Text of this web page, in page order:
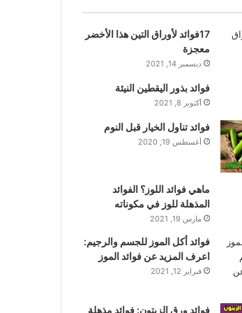
17فوائد لأوراق التين هذا الأخضر
معجزة
ديسمبر 14, 2021
فوائد بذور اليقطين النيئة
أكتوبر 8, 2021
فوائد تناول الخيار قبل النوم
أغسطس 19, 2020
ماهي فوائد اللوز؟ الفوائد
المذهلة للوز في مكوناته
مارس 19, 2021
فوائد أكل الموز للجسم والرجيم:
اعرف المزيد عن فوائد الموز
فبراير 12, 2021
فوائد ورق الزيتون: فوائد مذهلة